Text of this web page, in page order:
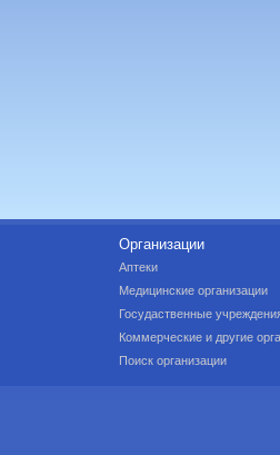
Организации
Аптеки
Медицинские организации
Госудаственные
Коммерческие и другие
Поиск организации